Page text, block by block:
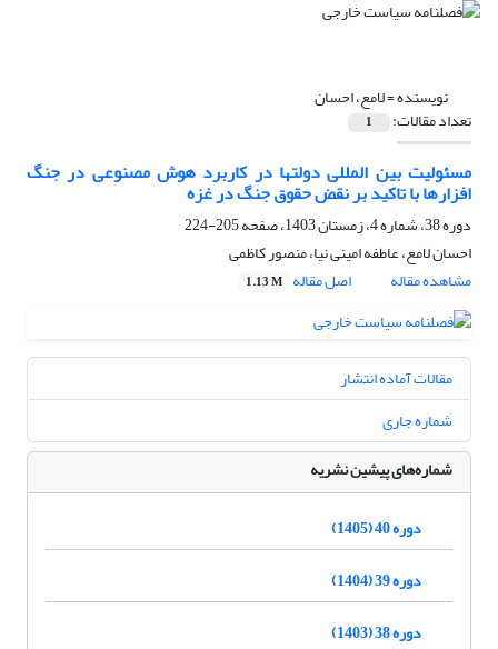
نویسنده =لامع، احسان
تعداد مقالات: 1
مسئولیت بین المللی دولتها در کاربرد هوش مصنوعی در جنگ
افزارها با تاکید بر نقض حقوق جنگ در غزه
دوره 38، شماره 4، زمستان 1403، صفحه
205-224
احسان لامع، عاطفه امینی نیا، منصور کاظمی
مشاهده مقاله
اصل مقاله 1.13 M
مقالات آماده انتشار
شماره جاری
شماره‌های پیشین نشریه
دوره 40 (1405)
دوره 39 (1404)
دوره 38 (1403)